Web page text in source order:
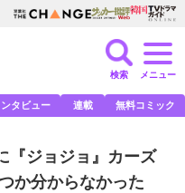
検索 メニュー
ンタビュー 連載 無料コミック
『ジョジョ』カーズ
か分からなかった